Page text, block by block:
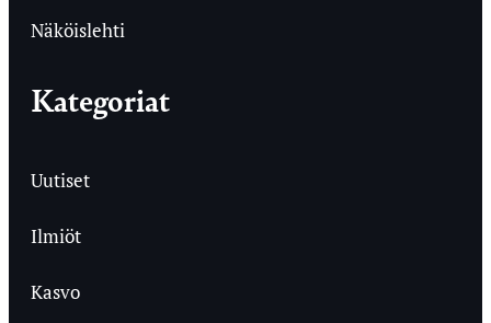
Näköislehti
Kategoriat
Uutiset
Ilmiöt
Kasvo